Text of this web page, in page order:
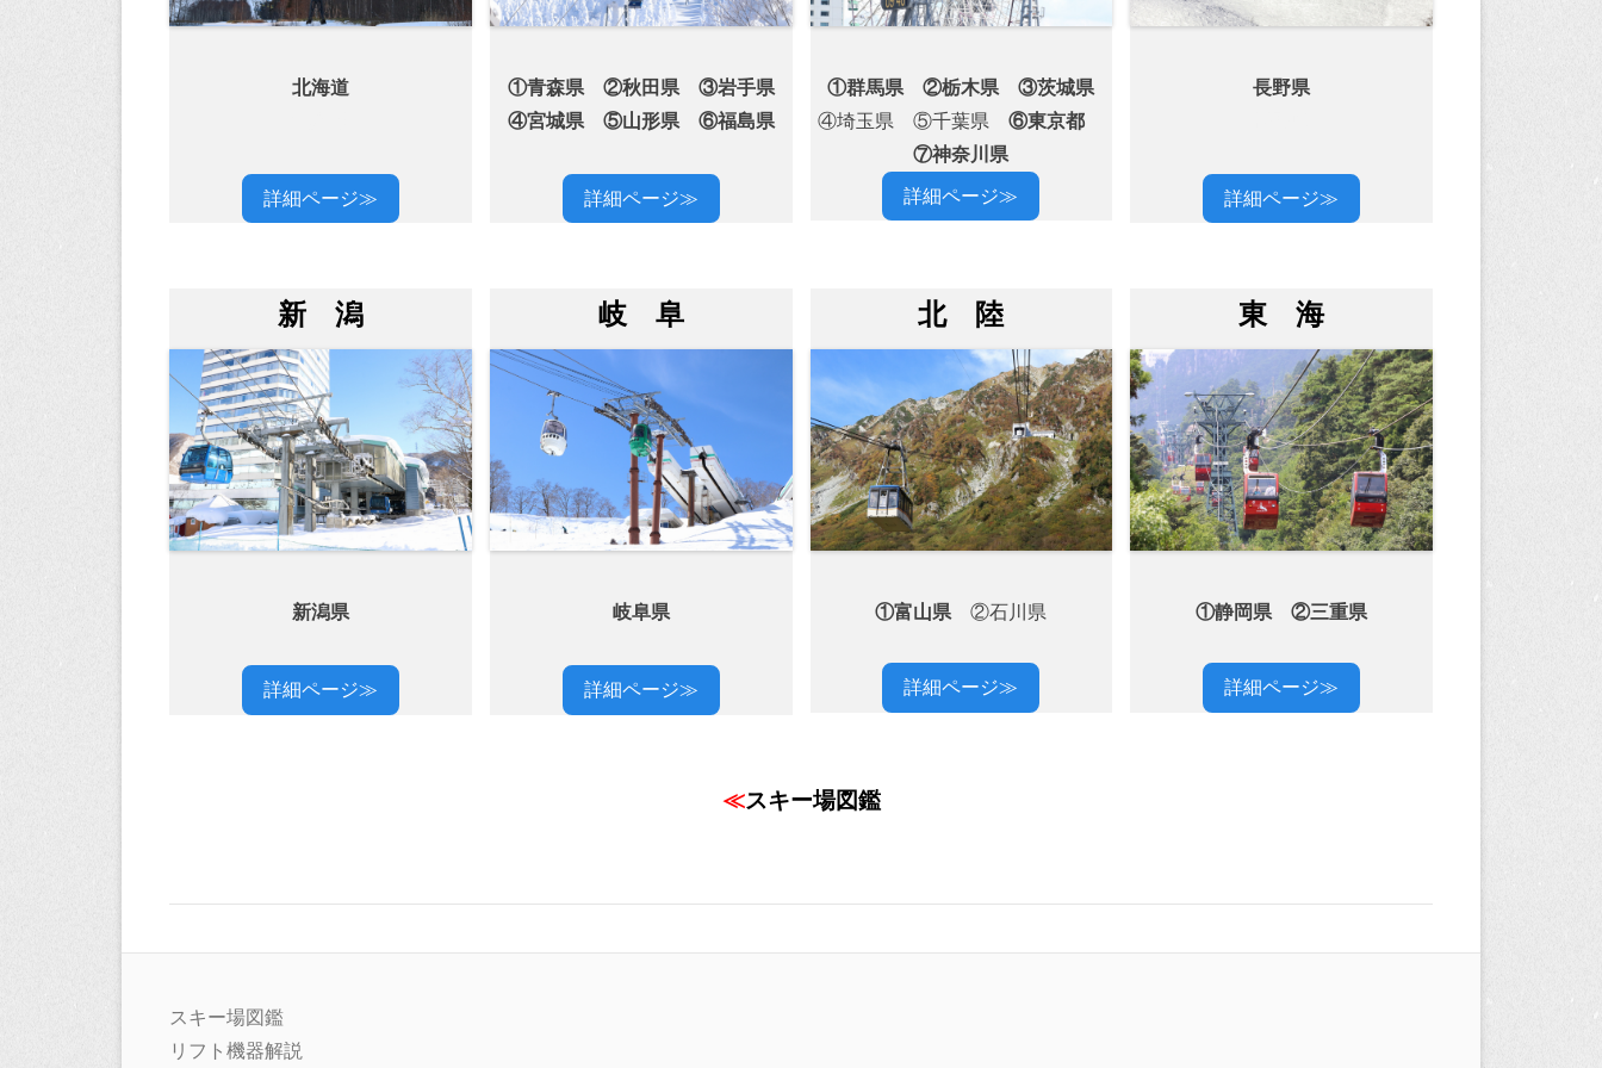
北海道
詳細ページ≫
①青森県 ②秋田県 ③岩手県
④宮城県 ⑤山形県 ⑥福島県
詳細ページ≫
①群馬県 ②栃木県 ③茨城県
④埼玉県 ⑤千葉県⑥東京都
⑦神奈川県
詳細ページ≫
長野県
詳細ページ≫
新 潟
新潟県
詳細ページ≫
岐 阜
岐阜県
詳細ページ≫
北 陸
①富山県②石川県
詳細ページ≫
東 海
①静岡県 ②三重県
詳細ページ≫
≪スキー場図鑑
スキー場図鑑
リフト機器解説